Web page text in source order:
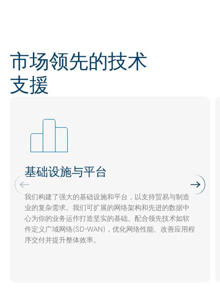
市场领先的技术
支援
基础设施与平台
我们构建了强大的基础设施和平台，以支持贸易与制造
业的复杂需求。我们可扩展的网络架构和先进的数据中
心为你的业务运作打造坚实的基础。配合领先技术如软
件定义广域网络(SD-WAN)，优化网络性能、改善应用程
序交付并提升整体效率。